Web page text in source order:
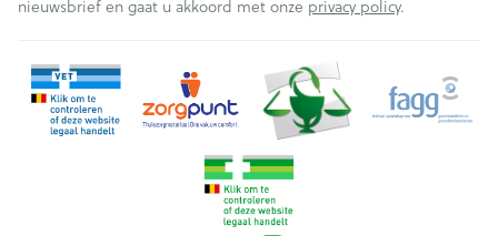
nieuwsbrief en gaat u akkoord met onze privacy policy.